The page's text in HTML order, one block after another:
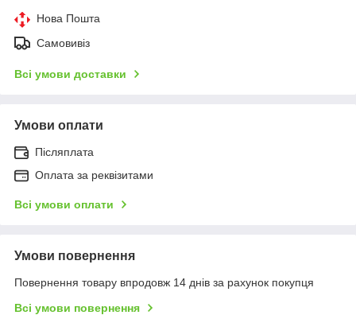
Нова Пошта
Самовивіз
Всі умови доставки
Умови оплати
Післяплата
Оплата за реквізитами
Всі умови оплати
Умови повернення
Повернення товару впродовж 14 днів за рахунок покупця
Всі умови повернення